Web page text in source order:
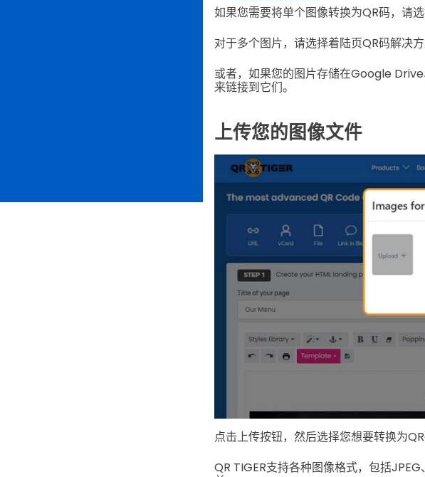
如果您需要将单个图像转换为QR码，请选
对于多个图片，请选择着陆页QR码解决
或者，如果您的图片存储在Google
来链接到它们。
上传您的图像文件
点击上传按钮，然后选择您想要转换为QR
QR TIGER支持各种图像格式，包括